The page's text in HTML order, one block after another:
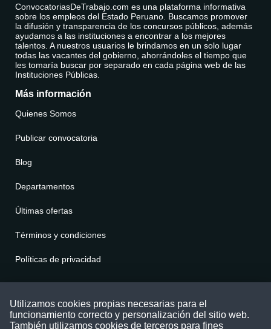
ConvocatoriasDeTrabajo.com es una plataforma informativa
sobre los empleos del Estado Peruano. Buscamos promover
la difusión y transparencia de los concursos públicos, además
ayudamos a las instituciones a encontrar a los mejores
talentos. A nuestros usuarios le brindamos en un solo lugar
todas las vacantes del gobierno, ahorrándoles el tiempo que
les tomaría buscar por separado en cada página web de las
Instituciones Públicas.
Más información
Quienes Somos
Publicar convocatoria
Blog
Departamentos
Últimas ofertas
Términos y condiciones
Políticas de privacidad
Puede comunicarse con nosotros a través
Utilizamos cookies propias necesarias para el
funcionamiento correcto y personalización del sitio web.
También utilizamos cookies de terceros para fines